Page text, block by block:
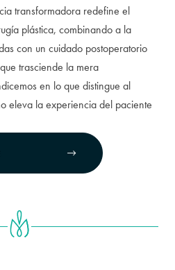
transformadora redefine el
plástica, combinando a la
con un cuidado postoperatorio
trasciende la mera
en lo que distingue al
eleva la experiencia del paciente
